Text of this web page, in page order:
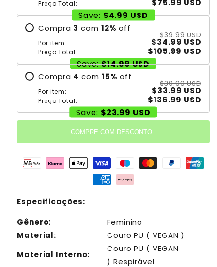
Preço Total:
$75.99 USD
Save: $4.99 USD
Compra 3 com 12% off
Por item:
$39.99 USD
$34.99 USD
Preço Total:
$105.99 USD
Save: $14.99 USD
Compra 4 com 15% off
Por item:
$39.99 USD
$33.99 USD
Preço Total:
$136.99 USD
Save: $23.99 USD
COMPRE COM DESCONTO !
Especificações:
Gênero:
Feminino
Material:
Couro PU ( VEGAN )
Material Interno:
CouroPU ( VEGAN
) Respirável